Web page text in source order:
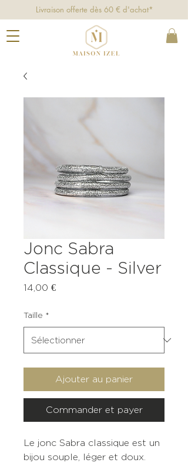
Livraison offerte dès 60 € d'achat*
Jonc Sabra
Classique - Silver
14,00 €Prix
Taille *
Ajouter au panier
Commander et payer
Le jonc Sabra classique est un
bijou souple, léger et doux.